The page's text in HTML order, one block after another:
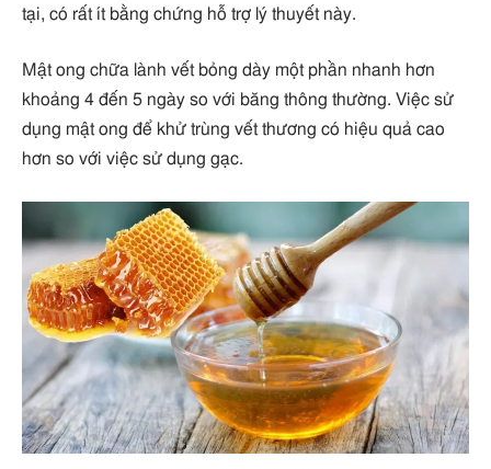
tại, có rất ít bằng chứng hỗ trợ lý thuyết này.
Mật ong chữa lành vết bỏng dày một phần nhanh hơn
khoảng 4 đến 5 ngày so với băng thông thường. Việc sử
dụng mật ong để khử trùng vết thương có hiệu quả cao
hơn so với việc sử dụng gạc.